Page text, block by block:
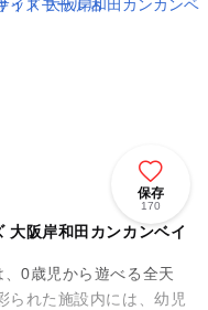
保存
170
大阪岸和田カンカンベイ
0歳児から遊べる全天
られた施設内には、幼児